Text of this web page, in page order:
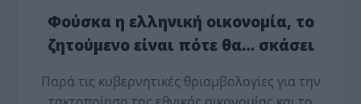
Φούσκα η ελληνική οικονομία, το
ζητούμενο είναι πότε θα… σκάσει
Παρά τις κυβερνητικές θριαμβολογίες για την